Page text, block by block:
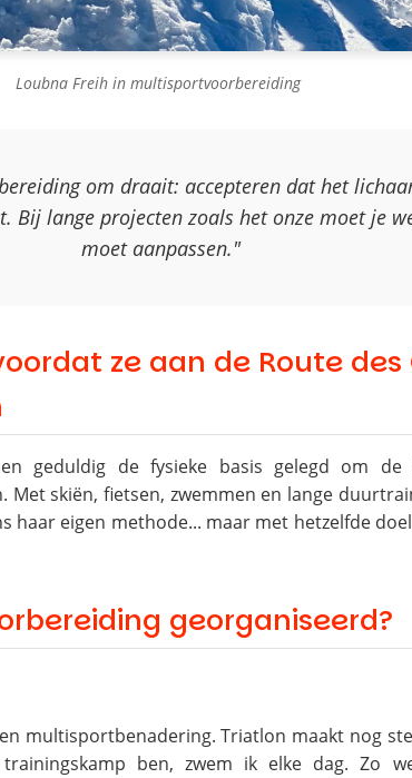
Loubna Freih in multisportvoorbereiding
om draait: accepteren dat het
Bij lange projecten zoals het onze moet je
moet aanpassen."
ze aan de Route des
geduldig de fysieke basis gelegd om de
Met skiën, fietsen, zwemmen en lange
haar eigen methode... maar met hetzelfde
georganiseerd?
multisportbenadering. Triatlon maakt nog
ben, zwem ik elke dag. Zo